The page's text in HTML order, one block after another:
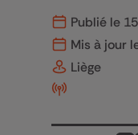
Publié le
Mis à jour
Liège